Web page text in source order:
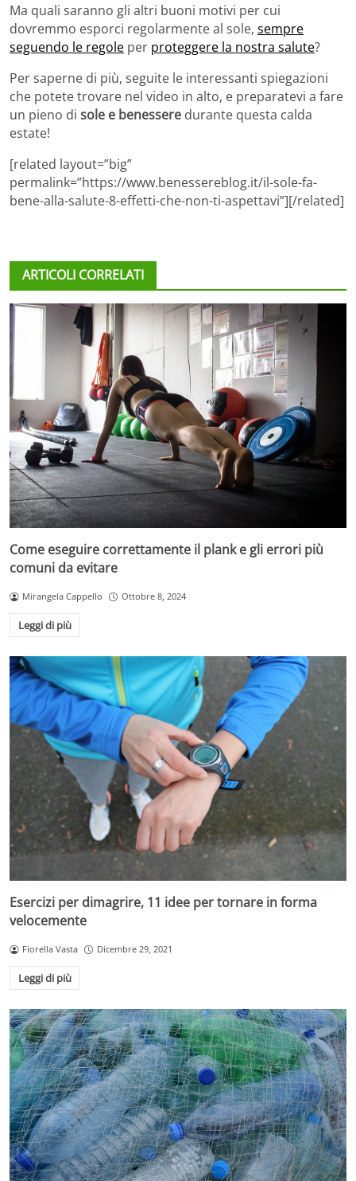
Ma quali saranno gli altri buoni motivi per cui
dovremmo esporci regolarmente al sole, sempre
seguendo le regole per proteggere la nostra salute?
Per saperne di più, seguite le interessanti spiegazioni
che potete trovare nel video in alto, e preparatevi a fare
un pieno di sole e benessere durante questa calda
estate!
[related layout=”big”
permalink=”https://www.benessereblog.it/il-sole-fa-
bene-alla-salute-8-effetti-che-non-ti-aspettavi”][/related]
ARTICOLI CORRELATI
Come eseguire correttamente il plank e gli errori più
comuni da evitare
Mirangela Cappello Ottobre 8, 2024
Leggi di più
Esercizi per dimagrire, 11 idee per tornare in forma
velocemente
Fiorella Vasta Dicembre 29, 2021
Leggi di più